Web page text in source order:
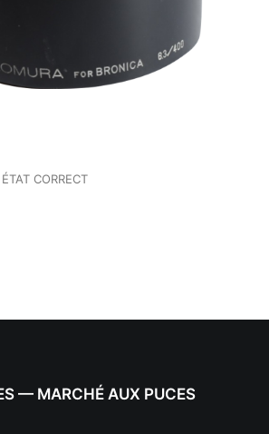
ÉTAT CORRECT
— MARCHÉ AUX PUCES